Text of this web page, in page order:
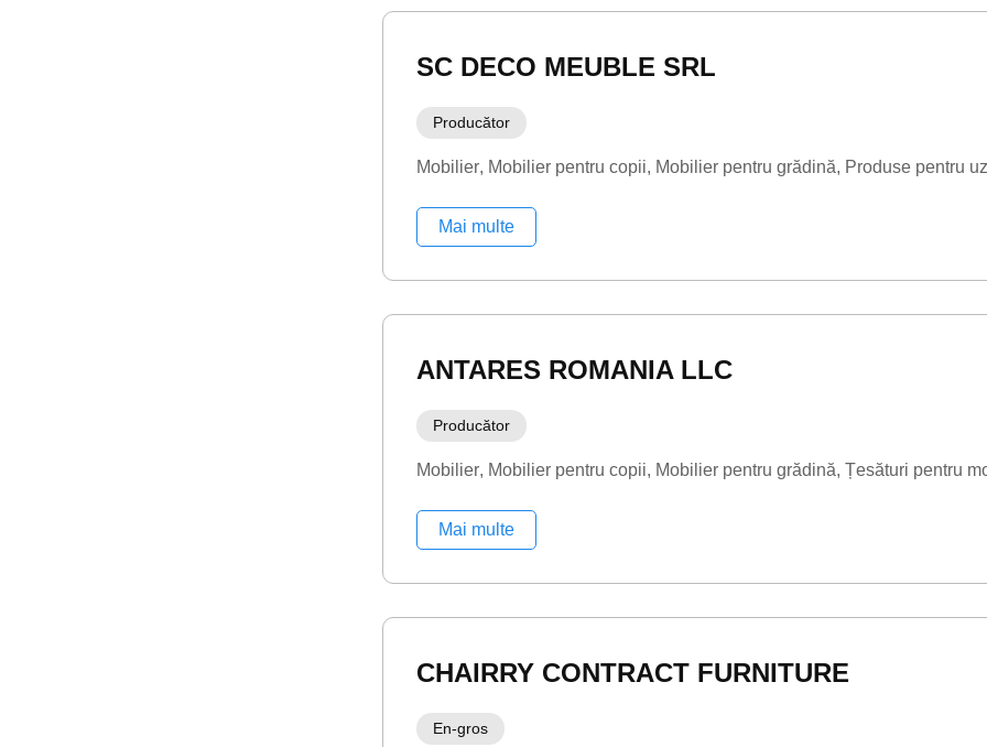
SC DECO MEUBLE SRL
Producător
Mobilier Mobilier pentru copii Mobilier pentru grădină Produse pentru
Mai multe
ANTARES ROMANIA LLC
Producător
Mobilier Mobilier pentru copii Mobilier pentru grădină Țesături pentru
Mai multe
CHAIRRY CONTRACT FURNITURE
En-gros